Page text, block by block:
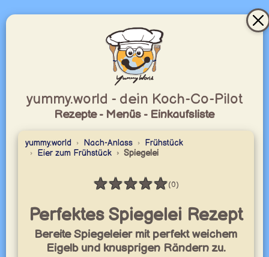
yummy.world - dein Koch-Co-Pilot
Rezepte - Menüs - Einkaufsliste
yummy.world Nach-Anlass
Frühstück
Eier zum Frühstück
Spiegelei
★★★★★
Bewertung: 0 / 5
(0)
Perfektes Spiegelei Rezept
Bereite Spiegeleier mit perfekt weichem
Eigelb und knusprigen Rändern zu.